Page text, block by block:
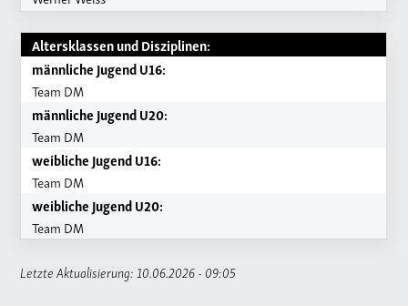
Altersklassen und Disziplinen:
männliche Jugend U16:
Team DM
männliche Jugend U20:
Team DM
weibliche Jugend U16:
Team DM
weibliche Jugend U20:
Team DM
Letzte Aktualisierung: 10.06.2026 - 09:05